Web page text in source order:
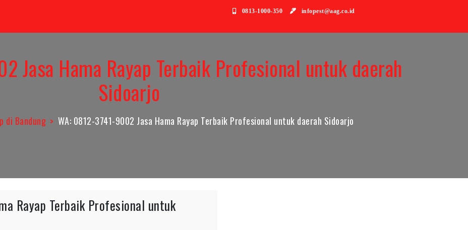
0813-1000-350 infopest@aag.co.id
Jasa Hama Rayap Terbaik Profesional untuk daerah
Sidoarjo
di Bandung WA: 0812-3741-9002 Jasa Hama Rayap Terbaik Profesional untuk daerah Sidoarjo
Rayap Terbaik Profesional untuk